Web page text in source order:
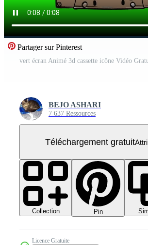
Partager sur Pinterest
vert écran Animé 3d cassette icône Vidéo
BEJO ASHARI
7 637 Ressources
Téléchargement gratuit
Collection Pin
Licence Gratuite